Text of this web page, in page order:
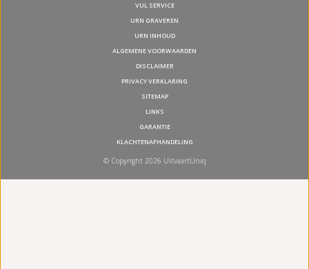
VUL SERVICE
URN GRAVEREN
URN INHOUD
ALGEMENE VOORWAARDEN
DISCLAIMER
PRIVACY VERKLARING
SITEMAP
LINKS
GARANTIE
KLACHTENAFHANDELING
© Copyright 2026 UitvaartUniq